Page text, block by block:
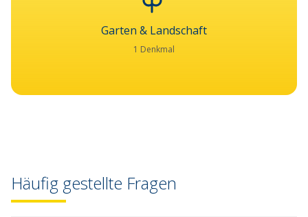
Garten & Landschaft
1 Denkmal
Häufig gestellte Fragen